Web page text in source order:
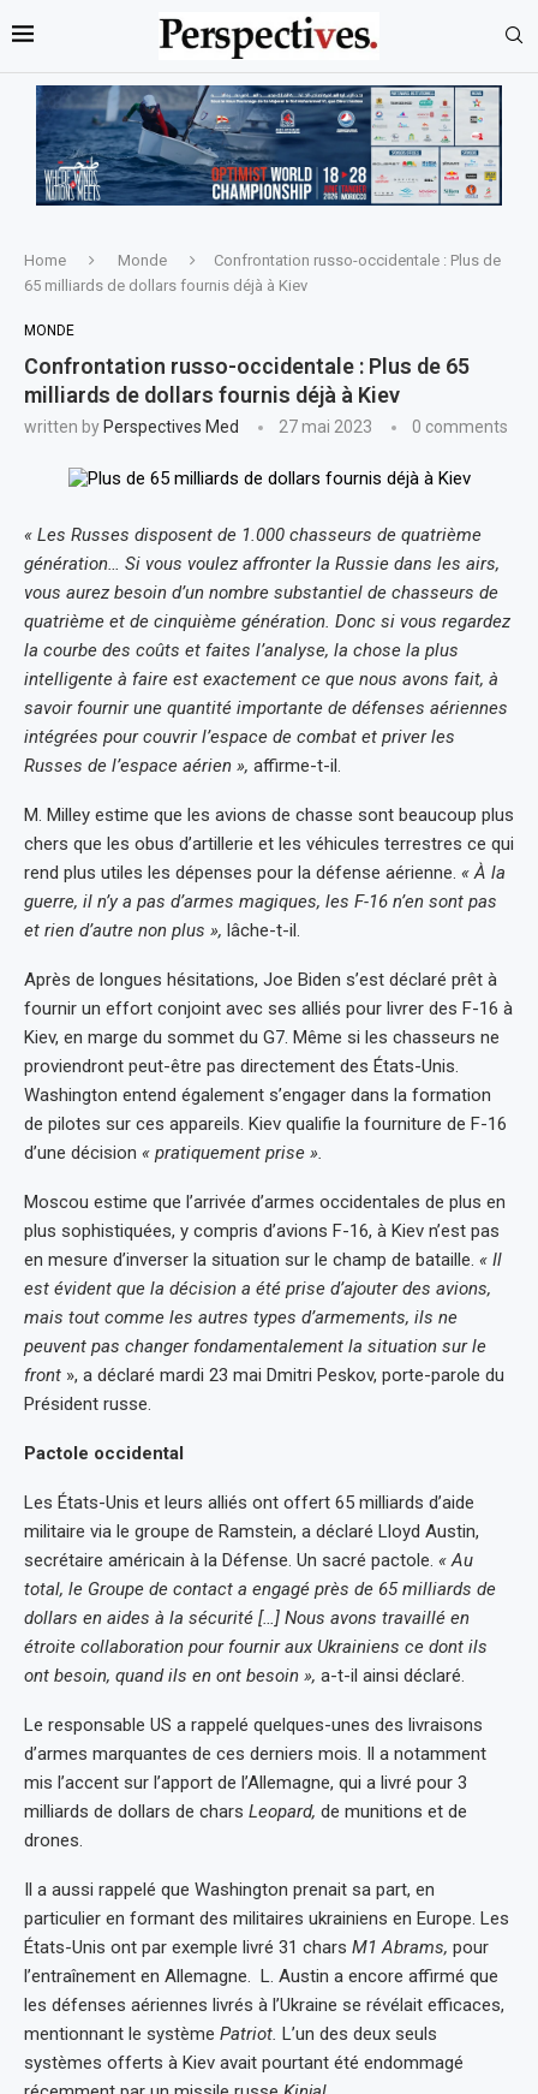
Home Monde
Confrontation russo-occidentale : Plus de
65 milliards de dollars fournis déjà à Kiev
MONDE
Confrontation russo-occidentale : Plus de 65
milliards de dollars fournis déjà à Kiev
written by Perspectives Med 27 mai 2023 0 comments
« Les Russes disposent de 1.000 chasseurs de quatrième
génération… Si vous voulez affronter la Russie dans les airs,
vous aurez besoin d’un nombre substantiel de chasseurs de
quatrième et de cinquième génération. Donc si vous regardez
la courbe des coûts et faites l’analyse, la chose la plus
intelligente à faire est exactement ce que nous avons fait, à
savoir fournir une quantité importante de défenses aériennes
intégrées pour couvrir l’espace de combat et priver les
Russes de l’espace aérien », affirme-t-il.
M. Milley estime que les avions de chasse sont beaucoup plus
chers que les obus d’artillerie et les véhicules terrestres ce qui
rend plus utiles les dépenses pour la défense aérienne. « À la
guerre, il n’y a pas d’armes magiques, les F-16 n’en sont pas
et rien d’autre non plus », lâche-t-il.
Après de longues hésitations, Joe Biden s’est déclaré prêt à
fournir un effort conjoint avec ses alliés pour livrer des F-16 à
Kiev, en marge du sommet du G7. Même si les chasseurs ne
proviendront peut-être pas directement des États-Unis.
Washington entend également s’engager dans la formation
de pilotes sur ces appareils. Kiev qualifie la fourniture de F-16
d’une décision « pratiquement prise ».
Moscou estime que l’arrivée d’armes occidentales de plus en
plus sophistiquées, y compris d’avions F-16, à Kiev n’est pas
en mesure d’inverser la situation sur le champ de bataille. « Il
est évident que la décision a été prise d’ajouter des avions,
mais tout comme les autres types d’armements, ils ne
peuvent pas changer fondamentalement la situation sur le
front », a déclaré mardi 23 mai Dmitri Peskov, porte-parole du
Président russe.
Pactole occidental
Les États-Unis et leurs alliés ont offert 65 milliards d’aide
militaire via le groupe de Ramstein, a déclaré Lloyd Austin,
secrétaire américain à la Défense. Un sacré pactole. « Au
total, le Groupe de contact a engagé près de 65 milliards de
dollars en aides à la sécurité […] Nous avons travaillé en
étroite collaboration pour fournir aux Ukrainiens ce dont ils
ont besoin, quand ils en ont besoin », a-t-il ainsi déclaré.
Le responsable US a rappelé quelques-unes des livraisons
d’armes marquantes de ces derniers mois. Il a notamment
mis l’accent sur l’apport de l’Allemagne, qui a livré pour 3
milliards de dollars de chars Leopard, de munitions et de
drones.
Il a aussi rappelé que Washington prenait sa part, en
particulier en formant des militaires ukrainiens en Europe. Les
États-Unis ont par exemple livré 31 chars M1 Abrams, pour
l’entraînement en Allemagne. L. Austin a encore affirmé que
les défenses aériennes livrés à l’Ukraine se révélait efficaces,
mentionnant le système Patriot. L’un des deux seuls
systèmes offerts à Kiev avait pourtant été endommagé